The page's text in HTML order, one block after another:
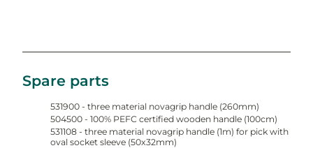
Spare parts
531900 - three material novagrip handle (260mm)
504500 - 100% PEFC certified wooden handle (100cm)
531108 - three material novagrip handle (1m) for pick with
oval socket sleeve (50x32mm)